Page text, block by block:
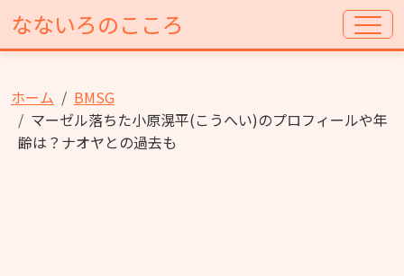
なないろのこころ
ホーム
BMSG
マーゼル落ちた小原滉平(こうへい)のプロフィールや年
齢は？ナオヤとの過去も